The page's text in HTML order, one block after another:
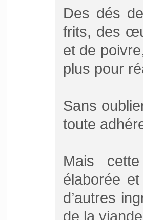
Des dés
frits, des
et de
plus pour
Sans
toute
Mais
élaborée
d’autres
de la